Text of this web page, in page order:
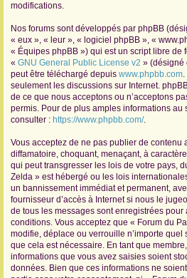
modifications.
Nos forums sont développés par phpBB
« eux », « leur », « logiciel phpBB », «
« Équipes phpBB ») qui est un script libre de
« GNU General Public License v2 » (désigné
peut être téléchargé depuis www.phpbb.com
seulement les discussions sur Internet.
de ce que nous acceptons ou n’acceptons
permis. Pour de plus amples informations au
consulter : https://www.phpbb.com/.
Vous acceptez de ne pas publier de contenu
diffamatoire, choquant, menaçant, à
qui peut transgresser les lois de votre pays,
Zelda » est hébergé ou les lois
un bannissement immédiat et permanent,
fournisseur d’accès à Internet si nous le
de tous les messages sont enregistrées
conditions. Vous acceptez que « Forum du
modifie, déplace ou verrouille n’importe
que cela est nécessaire. En tant que
informations que vous avez saisies soient
données. Bien que ces informations ne